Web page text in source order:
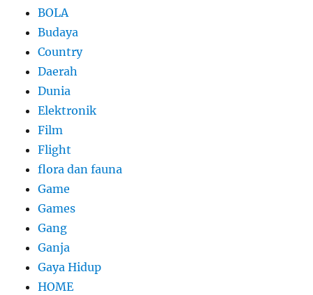
BOLA
Budaya
Country
Daerah
Dunia
Elektronik
Film
Flight
flora dan fauna
Game
Games
Gang
Ganja
Gaya Hidup
HOME